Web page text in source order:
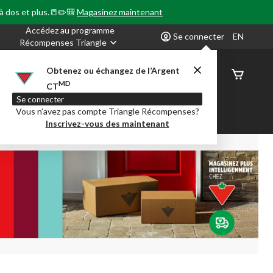
dos et plus.📒✏️🎒Magasinez maintenant
Accédez au programme
Récompenses Triangle
Se connecter
Obtenez ou échangez de l’Argent
CTMD
Se connecter
Vous n’avez pas compte Triangle Récompenses?
Inscrivez-vous des maintenant
EN
État de
en Classe Party City Centre-auto